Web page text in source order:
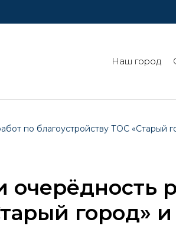
Наш город
по благоустройству ТОС «Старый
город»